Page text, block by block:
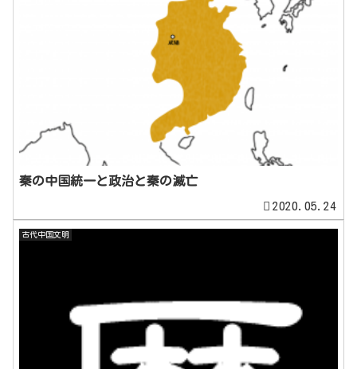
秦の中国統一と政治と秦の滅亡
2020.05.24
古代中国文明